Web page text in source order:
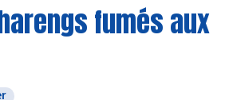
fumés aux